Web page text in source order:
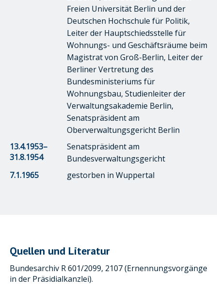
Freien Universität Berlin und der
Deutschen Hochschule für Politik,
Leiter der Hauptschiedsstelle für
Wohnungs- und Geschäftsräume beim
Magistrat von Groß-Berlin, Leiter der
Berliner Vertretung des
Bundesministeriums für
Wohnungsbau, Studienleiter der
Verwaltungsakademie Berlin,
Senatspräsident am
Oberverwaltungsgericht Berlin
13.4.1953–
31.8.1954
Senatspräsident am
Bundesverwaltungsgericht
7.1.1965
gestorben in Wuppertal
Quellen und Literatur
Bundesarchiv R 601/2099, 2107 (Ernennungsvorgänge
in der Präsidialkanzlei).